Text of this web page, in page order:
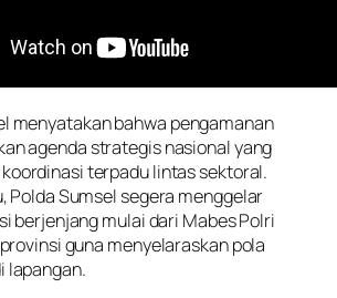
menyatakan bahwa pengamanan
agenda strategis nasional yang
terpadu lintas sektoral.
Polda Sumsel segera menggelar
berjenjang mulai dari Mabes Polri
guna menyelaraskan pola
lapangan.